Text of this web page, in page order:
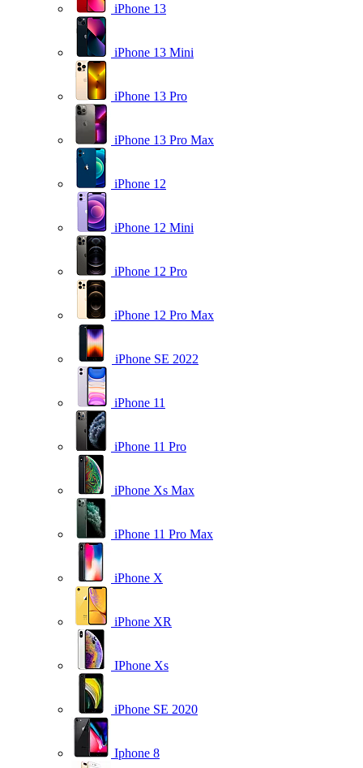
iPhone 13
iPhone 13 Mini
iPhone 13 Pro
iPhone 13 Pro Max
iPhone 12
iPhone 12 Mini
iPhone 12 Pro
iPhone 12 Pro Max
iPhone SE 2022
iPhone 11
iPhone 11 Pro
iPhone Xs Max
iPhone 11 Pro Max
iPhone X
iPhone XR
IPhone Xs
iPhone SE 2020
Iphone 8